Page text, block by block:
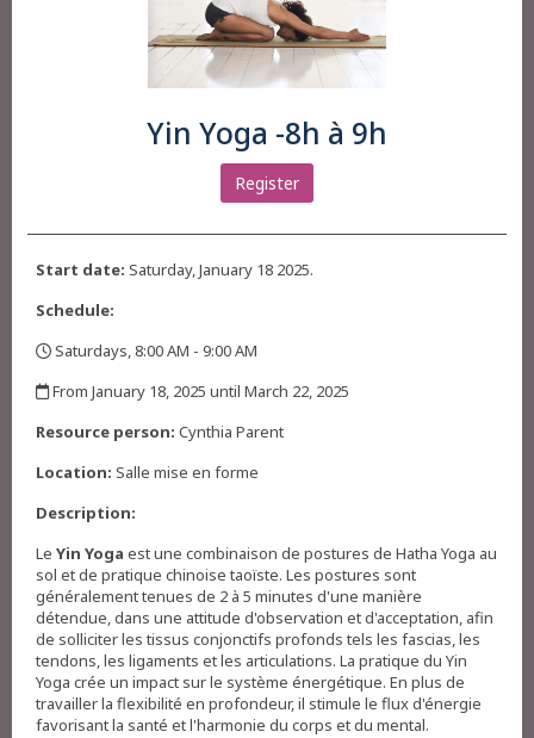
Yin Yoga -8h à 9h
Register
Start date: Saturday, January 18 2025.
Schedule:
Saturdays, 8:00 AM - 9:00 AM
From January 18, 2025 until March 22, 2025
Resource person: Cynthia Parent
Location: Salle mise en forme
Description:
Le Yin Yoga est une combinaison de postures de Hatha Yoga au
sol et de pratique chinoise taoïste. Les postures sont
généralement tenues de 2 à 5 minutes d'une manière
détendue, dans une attitude d'observation et d'acceptation, afin
de solliciter les tissus conjonctifs profonds tels les fascias, les
tendons, les ligaments et les articulations. La pratique du Yin
Yoga crée un impact sur le système énergétique. En plus de
travailler la flexibilité en profondeur, il stimule le flux d'énergie
favorisant la santé et l'harmonie du corps et du mental.